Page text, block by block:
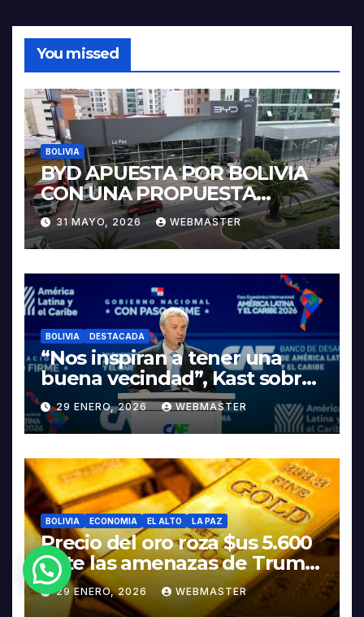
You missed
BOLIVIA
BYD APUESTA POR BOLIVIA
CON UNA PROPUESTA
INTEGRAL PARA IMPULSAR
LA ELECTROMOVILIDAD Y LA
INDUSTRIALIZACIÓN DEL
LITIO
31 MAYO, 2026 WEBMASTER
BOLIVIA DESTACADA
“Nos inspiran a tener una
buena vecindad”, Kast sobre
discurso del presidente
Rodrigo Paz
29 ENERO, 2026 WEBMASTER
BOLIVIA ECONOMIA EL ALTO LA PAZ
Precio del oro roza $us 5.600
ante las amenazas de Trump
contra Irán
29 ENERO, 2026 WEBMASTER
¿Necesitas Ayuda?